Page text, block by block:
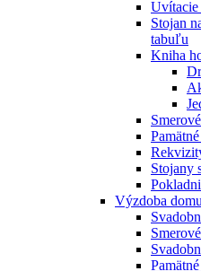
Uvítacie
Stojan
tabuľu
Kniha
Stojany
Výzdoba